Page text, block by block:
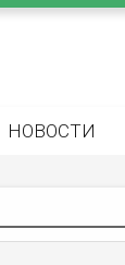
НОВОСТИ